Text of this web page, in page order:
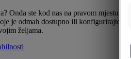
Onda ste kod nas na pravom mjestu.
je odmah dostupno ili konfigurirajte
željama.